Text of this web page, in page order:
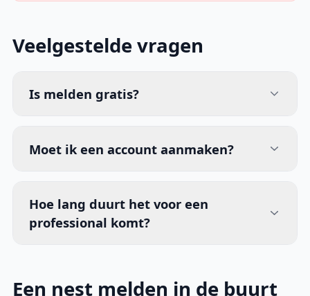
Veelgestelde vragen
Is melden gratis?
Moet ik een account aanmaken?
Hoe lang duurt het voor een
professional komt?
Een nest melden in de buurt